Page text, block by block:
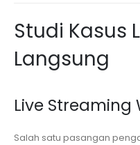
Studi Kasus
Langsung
Live Streaming
Salah satu pasangan